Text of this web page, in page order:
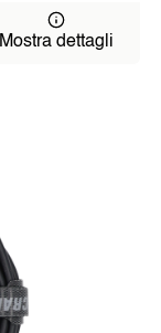
Mostra dettagli